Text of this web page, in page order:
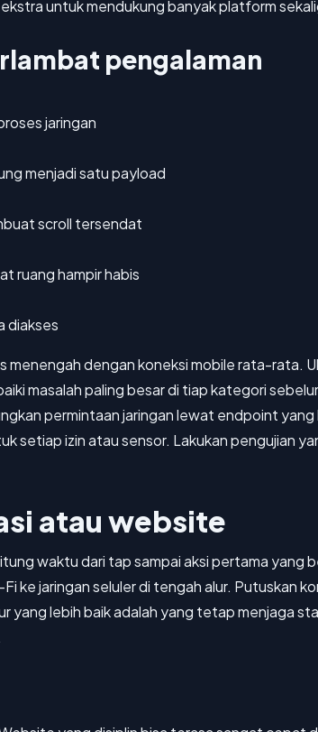
untuk mendukung banyak platform
pengalaman
jaringan
menjadi satu payload
scroll tersendat
ruang hampir habis
diakses
menengah dengan koneksi mobile rata-rata.
masalah paling besar di tiap kategori
permintaan jaringan lewat endpoint
setiap izin atau sensor. Lakukan pengujian
atau website
waktu dari tap sampai aksi pertama yang
ke jaringan seluler di tengah alur. Putuskan
yang lebih baik adalah yang tetap menjaga